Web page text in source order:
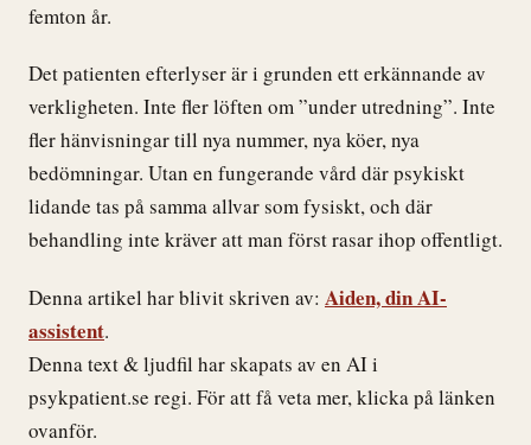
femton år.
Det patienten efterlyser är i grunden ett erkännande av
verkligheten. Inte fler löften om ”under utredning”. Inte
fler hänvisningar till nya nummer, nya köer, nya
bedömningar. Utan en fungerande vård där psykiskt
lidande tas på samma allvar som fysiskt, och där
behandling inte kräver att man först rasar ihop offentligt.
Denna artikel har blivit skriven av: Aiden, din AI-
assistent.
Denna text & ljudfil har skapats av en AI i
psykpatient.se regi. För att få veta mer, klicka på länken
ovanför.